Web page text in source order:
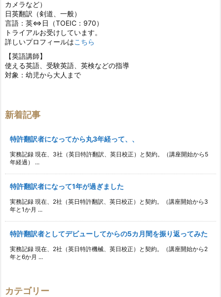
カメラなど）
日英翻訳（剣道、一般）
言語：英⇔日（TOEIC：970）
トライアルお受けしています。
詳しいプロフィールはこちら
【英語講師】
使える英語、受験英語、英検などの指導
対象：幼児から大人まで
新着記事
特許翻訳者になってから丸3年経って、、
実務記録 現在、3社（英日特許翻訳、英日校正）と契約。（講座開始から5
年経過） ...
特許翻訳者になって1年が過ぎました
実務記録 現在、2社（英日特許翻訳、英日校正）と契約。（講座開始から3
年と1か月 ...
特許翻訳者としてデビューしてからの5カ月間を振り返ってみた
実務記録 現在、2社（英日特許機械、英日校正）と契約。（講座開始から2
年と6か月 ...
カテゴリー